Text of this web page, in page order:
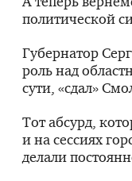
политической
Губернатор
роль над
сути, «сдал»
Тот абсурд,
и на сессиях
делали